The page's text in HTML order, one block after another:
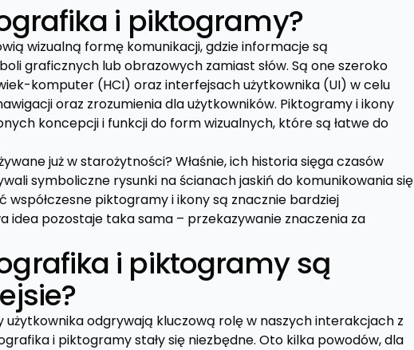
i piktogramy?
wizualną formę komunikacji, gdzie informacje są
graficznych lub obrazowych zamiast słów. Są one szeroko
komputer (HCI) oraz interfejsach użytkownika (UI) w celu
oraz zrozumienia dla użytkowników. Piktogramy i ikony
koncepcji i funkcji do form wizualnych, które są łatwe do
już w starożytności? Właśnie, ich historia sięga czasów
symboliczne rysunki na ścianach jaskiń do komunikowania się
współczesne piktogramy i ikony są znacznie bardziej
idea pozostaje taka sama – przekazywanie znaczenia za
i piktogramy są
użytkownika odgrywają kluczową rolę w naszych interakcjach z
i piktogramy stały się niezbędne. Oto kilka powodów, dla